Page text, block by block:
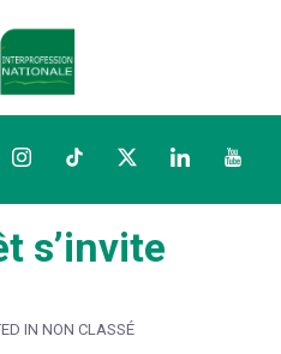
InstagramTikTokTwitterLinkedIn
s’invite
IN NON CLASSÉ